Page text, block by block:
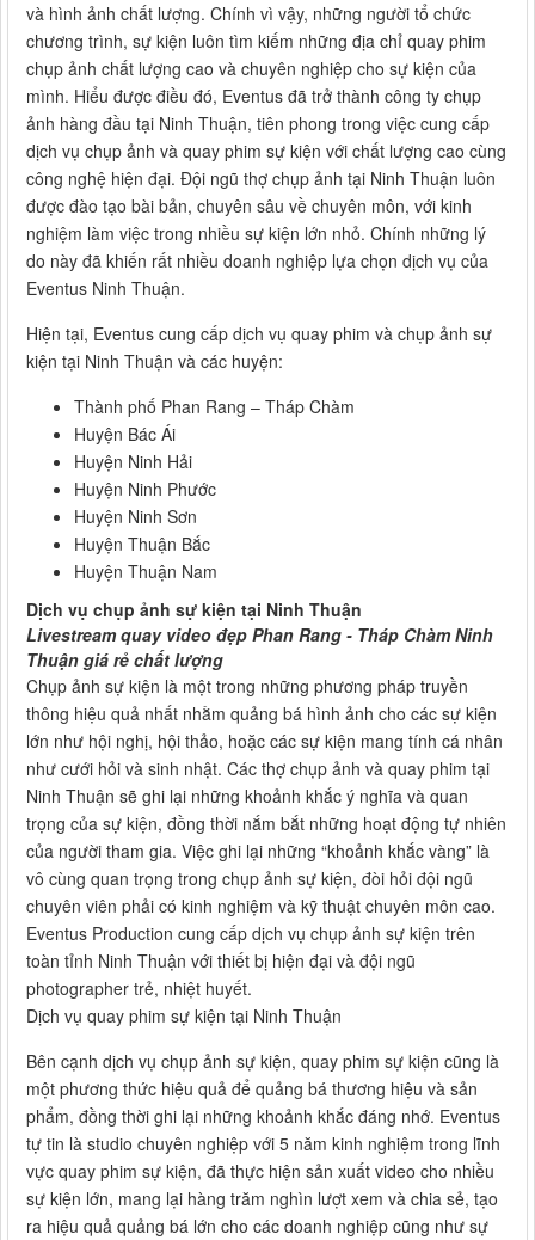
và hình ảnh chất lượng. Chính vì vậy, những người tổ chức
chương trình, sự kiện luôn tìm kiếm những địa chỉ quay phim
chụp ảnh chất lượng cao và chuyên nghiệp cho sự kiện của
mình. Hiểu được điều đó, Eventus đã trở thành công ty chụp
ảnh hàng đầu tại Ninh Thuận, tiên phong trong việc cung cấp
dịch vụ chụp ảnh và quay phim sự kiện với chất lượng cao cùng
công nghệ hiện đại. Đội ngũ thợ chụp ảnh tại Ninh Thuận luôn
được đào tạo bài bản, chuyên sâu về chuyên môn, với kinh
nghiệm làm việc trong nhiều sự kiện lớn nhỏ. Chính những lý
do này đã khiến rất nhiều doanh nghiệp lựa chọn dịch vụ của
Eventus Ninh Thuận.
Hiện tại, Eventus cung cấp dịch vụ quay phim và chụp ảnh sự
kiện tại Ninh Thuận và các huyện:
Thành phố Phan Rang – Tháp Chàm
Huyện Bác Ái
Huyện Ninh Hải
Huyện Ninh Phước
Huyện Ninh Sơn
Huyện Thuận Bắc
Huyện Thuận Nam
Dịch vụ chụp ảnh sự kiện tại Ninh Thuận
Livestream quay video đẹp Phan Rang - Tháp Chàm Ninh
Thuận giá rẻ chất lượng
Chụp ảnh sự kiện là một trong những phương pháp truyền
thông hiệu quả nhất nhằm quảng bá hình ảnh cho các sự kiện
lớn như hội nghị, hội thảo, hoặc các sự kiện mang tính cá nhân
như cưới hỏi và sinh nhật. Các thợ chụp ảnh và quay phim tại
Ninh Thuận sẽ ghi lại những khoảnh khắc ý nghĩa và quan
trọng của sự kiện, đồng thời nắm bắt những hoạt động tự nhiên
của người tham gia. Việc ghi lại những “khoảnh khắc vàng” là
vô cùng quan trọng trong chụp ảnh sự kiện, đòi hỏi đội ngũ
chuyên viên phải có kinh nghiệm và kỹ thuật chuyên môn cao.
Eventus Production cung cấp dịch vụ chụp ảnh sự kiện trên
toàn tỉnh Ninh Thuận với thiết bị hiện đại và đội ngũ
photographer trẻ, nhiệt huyết.
Dịch vụ quay phim sự kiện tại Ninh Thuận
Bên cạnh dịch vụ chụp ảnh sự kiện, quay phim sự kiện cũng là
một phương thức hiệu quả để quảng bá thương hiệu và sản
phẩm, đồng thời ghi lại những khoảnh khắc đáng nhớ. Eventus
tự tin là studio chuyên nghiệp với 5 năm kinh nghiệm trong lĩnh
vực quay phim sự kiện, đã thực hiện sản xuất video cho nhiều
sự kiện lớn, mang lại hàng trăm nghìn lượt xem và chia sẻ, tạo
ra hiệu quả quảng bá lớn cho các doanh nghiệp cũng như sự